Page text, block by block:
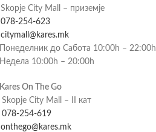
Skopje City Mall – приземје
078-254-623
citymall@kares.mk
Понеделник до Сабота 10:00h – 22:00h
Недела 10:00h – 20:00h
Kares On The Go
Skopje City Mall – II кат
078-254-619
onthego@kares.mk